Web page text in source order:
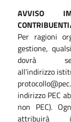
AVVISO
Per ragioni
gestione,
dovrà
all’indirizzo
indirizzo PEC
non PEC).